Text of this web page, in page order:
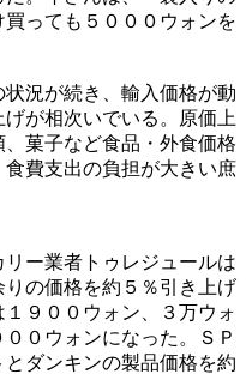
っても５０００ウォンを
況が続き、輸入価格が動
が相次いでいる。原価上
菓子など食品・外食価格
費支出の負担が大きい庶
ー業者トゥレジュールは
の価格を約５％引き上げ
９００ウォン、３万ウォ
０ウォンになった。ＳＰ
ダンキンの製品価格を約